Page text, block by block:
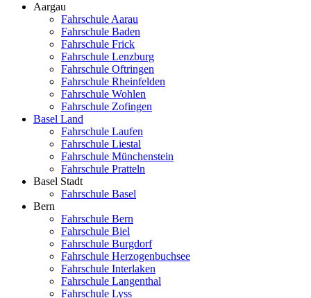
Aargau
Fahrschule Aarau
Fahrschule Baden
Fahrschule Frick
Fahrschule Lenzburg
Fahrschule Oftringen
Fahrschule Rheinfelden
Fahrschule Wohlen
Fahrschule Zofingen
Basel Land
Fahrschule Laufen
Fahrschule Liestal
Fahrschule Münchenstein
Fahrschule Pratteln
Basel Stadt
Fahrschule Basel
Bern
Fahrschule Bern
Fahrschule Biel
Fahrschule Burgdorf
Fahrschule Herzogenbuchsee
Fahrschule Interlaken
Fahrschule Langenthal
Fahrschule Lyss